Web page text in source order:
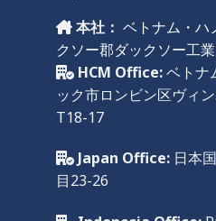
本社： ベトナム・ハ
クソー郡ダックソー工
HCM Office:ベトナ
ック市ロンビン区ヴィ
T18-17
Japan Office: 日本
目23-26